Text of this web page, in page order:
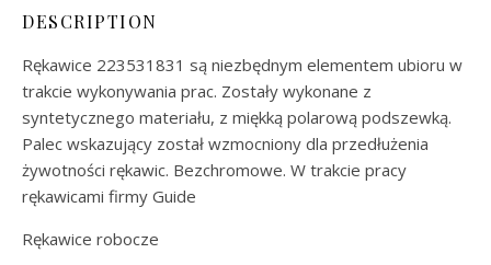
DESCRIPTION
Rękawice 223531831 są niezbędnym elementem ubioru w
trakcie wykonywania prac. Zostały wykonane z
syntetycznego materiału, z miękką polarową podszewką.
Palec wskazujący został wzmocniony dla przedłużenia
żywotności rękawic. Bezchromowe. W trakcie pracy
rękawicami firmy Guide
Rękawice robocze